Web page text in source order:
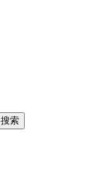
搜索